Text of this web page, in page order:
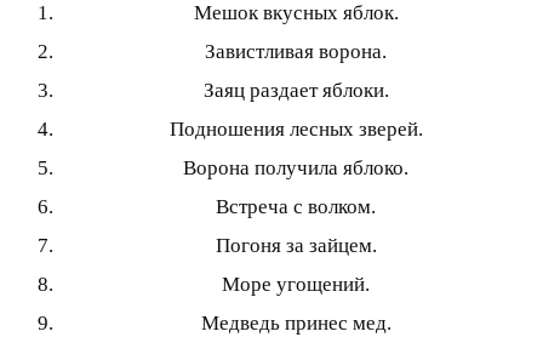
Мешок вкусных яблок.
Завистливая ворона.
Заяц раздает яблоки.
Подношения лесных зверей.
Ворона получила яблоко.
Встреча с волком.
Погоня за зайцем.
Море угощений.
Медведь принес мед.